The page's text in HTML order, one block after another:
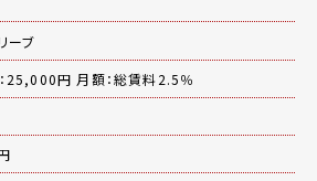
ーブ
25,000円 月額：総賃料2.5％